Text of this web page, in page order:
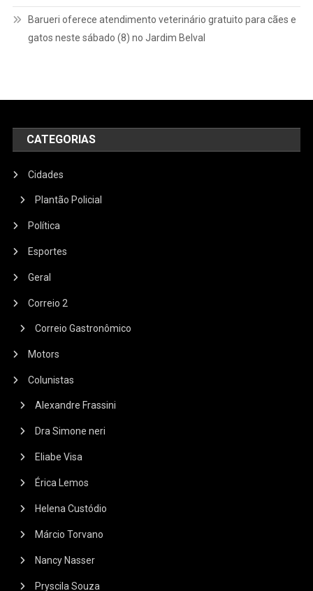
Barueri oferece atendimento veterinário gratuito para cães e
gatos neste sábado (8) no Jardim Belval
CATEGORIAS
Cidades
Plantão Policial
Política
Esportes
Geral
Correio 2
Correio Gastronômico
Motors
Colunistas
Alexandre Frassini
Dra Simone neri
Eliabe Visa
Érica Lemos
Helena Custódio
Márcio Torvano
Nancy Nasser
Pryscila Souza